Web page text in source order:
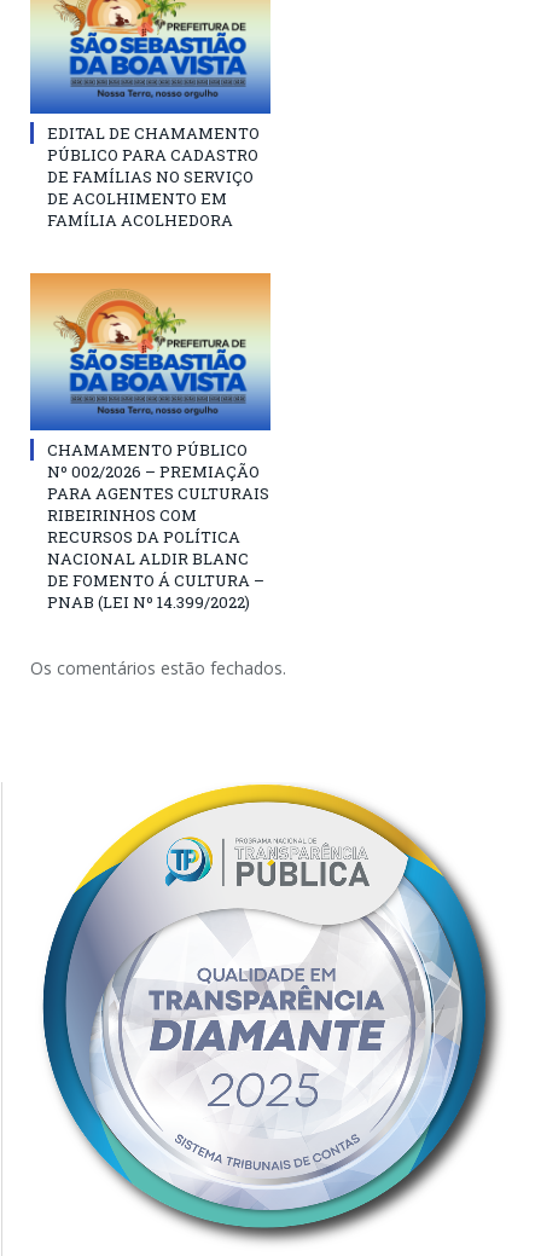
EDITAL DE CHAMAMENTO
PÚBLICO PARA CADASTRO
DE FAMÍLIAS NO SERVIÇO
DE ACOLHIMENTO EM
FAMÍLIA ACOLHEDORA
CHAMAMENTO PÚBLICO
Nº 002/2026 – PREMIAÇÃO
PARA AGENTES CULTURAIS
RIBEIRINHOS COM
RECURSOS DA POLÍTICA
NACIONAL ALDIR BLANC
DE FOMENTO Á CULTURA –
PNAB (LEI Nº 14.399/2022)
Os comentários estão fechados.